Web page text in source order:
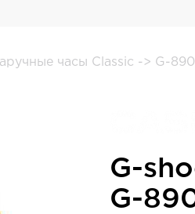
часы Classic -> G-
G-
G-